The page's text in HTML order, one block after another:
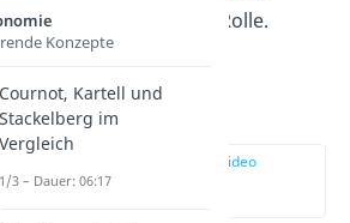
spielen ebenso eine Rolle.
Preistheorie
zur Stelle im Video
Konzepte
Cournot, Kartell und
Stackelberg im
Vergleich
1/3 – Dauer: 06:17